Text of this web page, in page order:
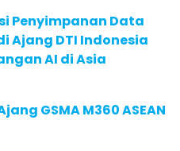
Penyimpanan Data
Ajang DTI Indonesia
AI di Asia
GSMA M360 ASEAN